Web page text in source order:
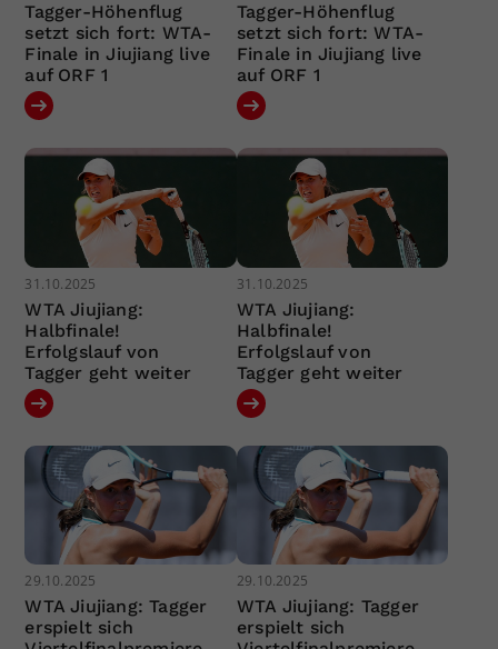
Tagger-Höhenflug
setzt sich fort: WTA-
Finale in Jiujiang live
auf ORF 1
Tagger-Höhenflug
setzt sich fort: WTA-
Finale in Jiujiang live
auf ORF 1
31.10.2025
WTA Jiujiang:
Halbfinale!
Erfolgslauf von
Tagger geht weiter
31.10.2025
WTA Jiujiang:
Halbfinale!
Erfolgslauf von
Tagger geht weiter
29.10.2025
WTA Jiujiang: Tagger
erspielt sich
29.10.2025
WTA Jiujiang: Tagger
erspielt sich